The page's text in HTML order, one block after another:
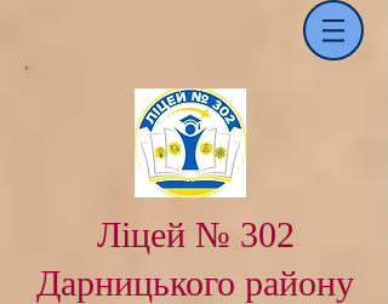
Ліцей № 302
Дарницького району